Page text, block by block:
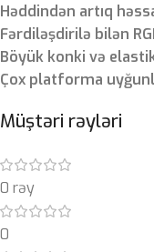
Həddindən artıq
Fərdiləşdirilə bilən
Böyük konki və
Çox platforma
Müştəri rəyləri
0 rəy
0